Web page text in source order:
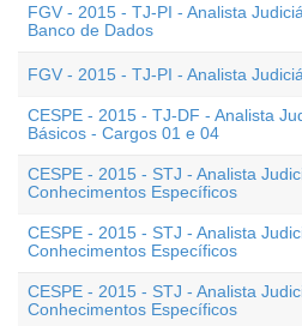
FGV - 2015 - TJ-PI - Analista
Banco de Dados
FGV - 2015 - TJ-PI - Analista
CESPE - 2015 - TJ-DF - Analista
Básicos - Cargos 01 e 04
CESPE - 2015 - STJ - Analista
Conhecimentos Específicos
CESPE - 2015 - STJ - Analista
Conhecimentos Específicos
CESPE - 2015 - STJ - Analista
Conhecimentos Específicos